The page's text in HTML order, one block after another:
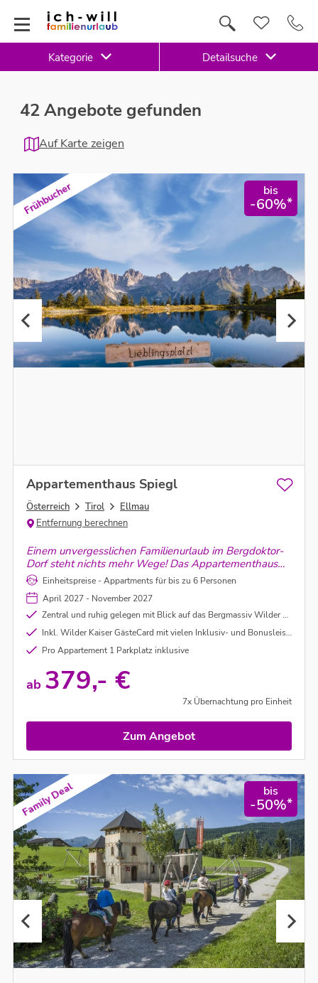
Kategorie Detailsuche
42 Angebote gefunden
Auf Karte zeigen
Frühbucher bis
-60%*
Appartementhaus Spiegl
Österreich Tirol
Ellmau
Entfernung berechnen
Einem unvergesslichen Familienurlaub im Bergdoktor-
Dorf steht nichts mehr Wege! Das Appartementhaus
befindet sich direkt in Ellmau und doch in ruhiger Lage.
Es erwarten Euch moderne und helle Appartements
mit Blick auf den Wilden Kaiser!
Einheitspreise - Appartments für bis zu 6 Personen
April 2027 - November 2027
Zentral und ruhig gelegen mit Blick auf das Bergmassiv Wilder Kaiser
Inkl. Wilder Kaiser GästeCard mit vielen Inklusiv- und Bonusleistungen (wie Ermäßigung bei den Sommerbergbahn-Tickets, Bäder, Radverleih , kostenloser Postbus, Wanderbus Kaiserjet, uvm.)
Pro Appartement 1 Parkplatz inklusive
ab 379,- €
7x Übernachtung pro Einheit
Zum Angebot
Family Deal bis
-50%*